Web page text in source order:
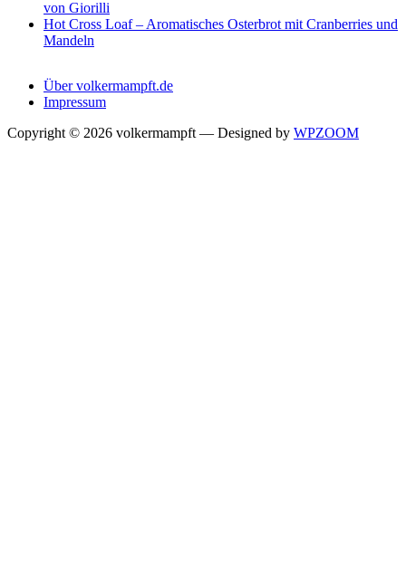
von Giorilli
Hot Cross Loaf – Aromatisches Osterbrot mit Cranberries und
Mandeln
Über volkermampft.de
Impressum
Copyright © 2026 volkermampft — Designed by WPZOOM